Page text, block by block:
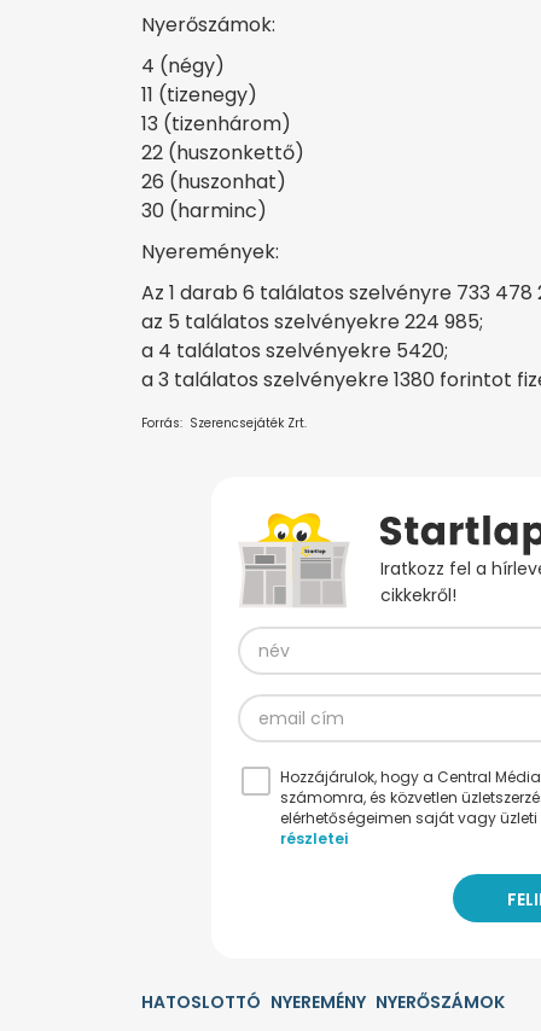
Nyerőszámok:
4 (négy)
11 (tizenegy)
13 (tizenhárom)
22 (huszonkettő)
26 (huszonhat)
30 (harminc)
Nyeremények:
Az 1 darab 6 találatos szelvényre 733 478
az 5 találatos szelvényekre 224 985;
a 4 találatos szelvényekre 5420;
a 3 találatos szelvényekre 1380 forintot
Forrás: Szerencsejáték Zrt.
Iratkozz fel a
cikkekről!
Hozzájárulok, hogy a Central
számomra, és közvetlen
elérhetőségeimen saját vagy
részletei
HATOSLOTTÓ NYEREMÉNY NYERŐSZÁMOK